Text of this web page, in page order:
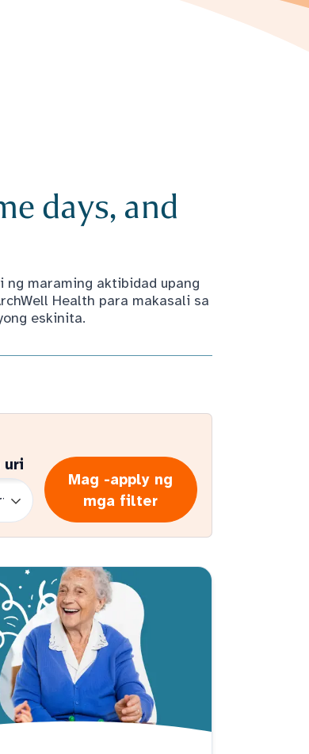
days, and
ng maraming aktibidad upang
Health para makasali sa
eskinita.
uri
Mag -apply ng
mga filter